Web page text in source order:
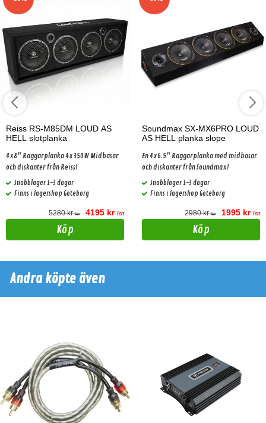
Reiss RS-M85DM LOUD AS
HELL slotplanka
4x8" Raggarplanka 4x350W Midbasar
och diskanter från Reiss!
Snabblager 1-3 dagar
Finns i lagershop Göteborg
5280 kr/st 4195 kr /st
Köp
Soundmax SX-MX6PRO LOUD
AS HELL planka slope
En 4x6.5" Raggarplanka med midbasar
och diskanter från Soundmax!
Snabblager 1-3 dagar
Finns i lagershop Göteborg
2980 kr/st 1995 kr /st
Köp
Andra köpte även